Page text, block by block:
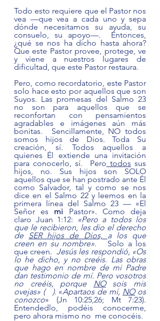
Todo esto requiere que el Pastor nos
vea —que vea a cada uno y sepa
dónde necesitamos su ayuda, su
consuelo, su apoyo—.  Entonces,
¿qué se nos ha dicho hasta ahora?
Que este Pastor provee, protege, ve
y viene a nuestros lugares de
dificultad, que este Pastor restaura.
Pero, como recordatorio, este Pastor
solo hace esto por aquellos que son
Suyos. Las promesas del Salmo 23
no son para aquellos que se
reconfortan con pensamientos
agradables e imágenes aún más
bonitas.  Sencillamente, NO todos
somos hijos de Dios. Toda Su
creación, sí. Todos aquellos a
quienes Él extiende una invitación
para conocerlo, sí.  Pero todos sus
hijos, no. Sus hijos son SOLO
aquellos que se han postrado ante Él
como Salvador, tal y como se nos
dice en el Salmo 22 y leemos en la
primera línea del Salmo 23 — «El
Señor es mi Pastor». Como deja
claro Juan 1:12:
«Pero a todos los
que le recibieron, les dio el derecho
de SER hijos de Dios, a los que
creen en su nombre». Solo a los
que creen. Jesús les respondió, «Os
lo he dicho, y no creéis. Las obras
que hago en nombre de mi Padre
dan testimonio de mí. Pero vosotros
no creéis, porque
NO sois mis
ovejas» (
). «Apartaos de mí, NO os
conozco» (Jn 10:25,26; Mt 7:23).
Entendedlo, podéis conocerme,
pero ahora mismo no  me conocéis.